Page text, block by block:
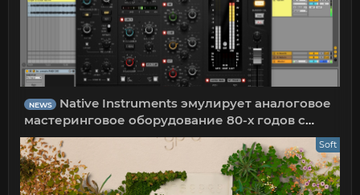
NEWS
Native Instruments эмулирует аналоговое
мастеринговое оборудование 80-х годов с
помощью нового цифрового плагина channel
strip.
Soft